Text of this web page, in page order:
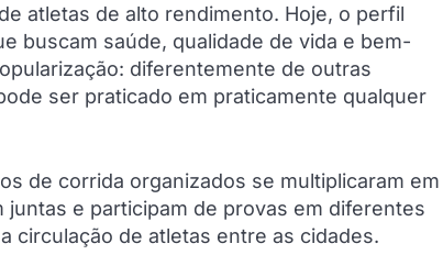
atletas de alto rendimento. Hoje, o perfil
buscam saúde, qualidade de vida e bem-
diferentemente de outras
ser praticado em praticamente qualquer
de corrida organizados se multiplicaram em
e participam de provas em diferentes
circulação de atletas entre as cidades.